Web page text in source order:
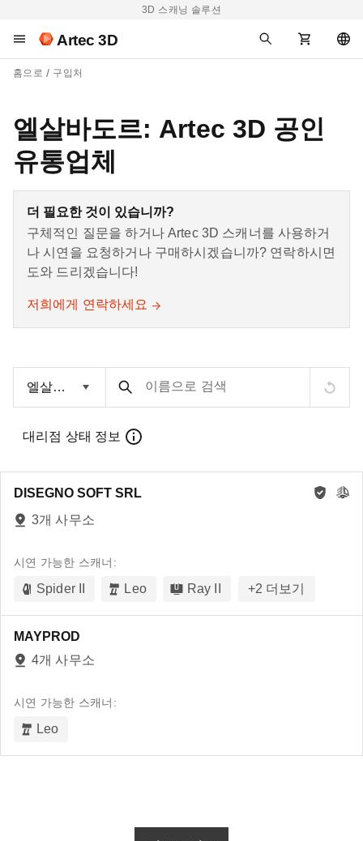
3D 스캐닝 솔루션
Artec 3D
홈으로 구입처
엘살바도르: Artec 3D 공인
유통업체
더 필요한 것이 있습니까?
구체적인 질문을 하거나 Artec 3D 스캐너를 사용하거
나 시연을 요청하거나 구매하시겠습니까? 연락하시면
도와 드리겠습니다!
저희에게 연락하세요
이름으로 검색
대리점 상태 정보
DISEGNO SOFT SRL
3개 사무소
시연 가능한 스캐너:
Spider II Leo Ray II +2 더보기
MAYPROD
4개 사무소
시연 가능한 스캐너:
Leo